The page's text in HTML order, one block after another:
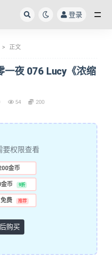
登录
正文
一夜 076 Lucy《浓缩
54 200
要权限查看
金币
币 9折
免费 推荐
购买